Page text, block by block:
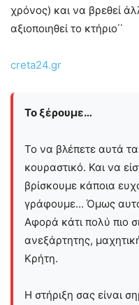
χρόνος) και να βρεθεί
αξιοποιηθεί το κτήριο΄΄
creta24.gr
Το ξέρουμε…
Το να βλέπετε αυτά
κουραστικό. Και να
βρίσκουμε κάποια
γράφουμε... Όμως
Αφορά κάτι πολύ πιο
ανεξάρτητης,
Kρήτη.
Η στήριξη σας είναι